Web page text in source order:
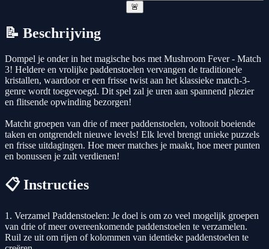
🚨
📝 Beschrijving
Dompel je onder in het magische bos met Mushroom Fever - Match
3! Heldere en vrolijke paddenstoelen vervangen de traditionele
kristallen, waardoor er een frisse twist aan het klassieke match-3-
genre wordt toegevoegd. Dit spel zal je uren aan spannend plezier
en flitsende opwinding bezorgen!
Matcht groepen van drie of meer paddenstoelen, voltooit boeiende
taken en ontgrendelt nieuwe levels! Elk level brengt unieke puzzels
en frisse uitdagingen. Hoe meer matches je maakt, hoe meer punten
en bonussen je zult verdienen!
📋 Instructies
1. Verzamel Paddenstoelen: Je doel is om zo veel mogelijk groepen
van drie of meer overeenkomende paddenstoelen te verzamelen.
Ruil ze uit om rijen of kolommen van identieke paddenstoelen te